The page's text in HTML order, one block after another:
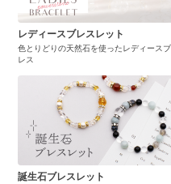
レディースブレスレット
色とりどりの天然石を使ったレディースブ
レス
誕生石ブレスレット